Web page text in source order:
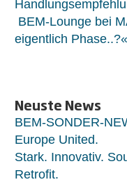
BEM-Lounge bei
eigentlich Phase..?«
Neuste News
BEM-SONDER-
Europe United.
Stark. Innovativ.
Retrofit.